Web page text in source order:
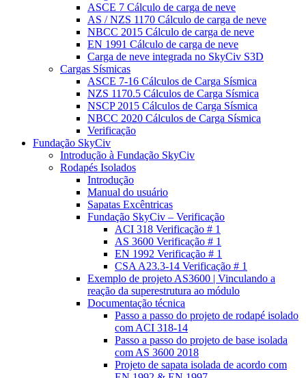
ASCE 7 Cálculo de carga de neve
AS / NZS 1170 Cálculo de carga de neve
NBCC 2015 Cálculo de carga de neve
EN 1991 Cálculo de carga de neve
Carga de neve integrada no SkyCiv S3D
Cargas Sísmicas
ASCE 7-16 Cálculos de Carga Sísmica
NZS 1170.5 Cálculos de Carga Sísmica
NSCP 2015 Cálculos de Carga Sísmica
NBCC 2020 Cálculos de Carga Sísmica
Verificação
Fundação SkyCiv
Introdução à Fundação SkyCiv
Rodapés Isolados
Introdução
Manual do usuário
Sapatas Excêntricas
Fundação SkyCiv – Verificação
ACI 318 Verificação # 1
AS 3600 Verificação # 1
EN 1992 Verificação # 1
CSA A23.3-14 Verificação # 1
Exemplo de projeto AS3600 | Vinculando a
reação da superestrutura ao módulo
Documentação técnica
Passo a passo do projeto de rodapé isolado
com ACI 318-14
Passo a passo do projeto de base isolada
com AS 3600 2018
Projeto de sapata isolada de acordo com